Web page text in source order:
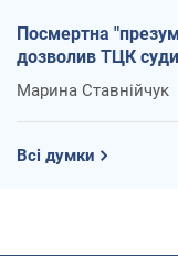
Посмертна
дозволив ТЦК
Марина Ставнійчук
Всі думки